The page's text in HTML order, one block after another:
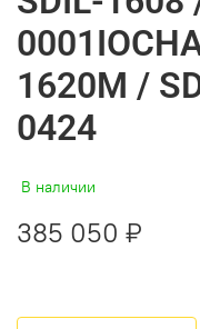
1620M /
0424
В наличии
385 050 ₽